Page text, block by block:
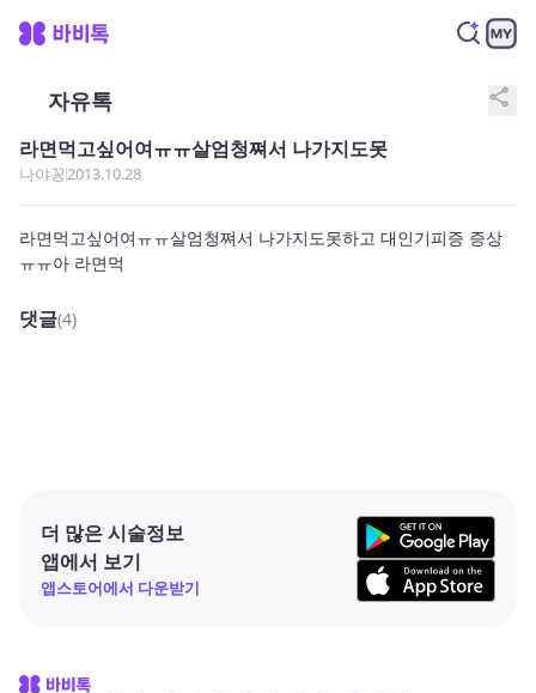
자유톡 share
라면먹고싶어여ㅠㅠ살엄청쪄서 나가지도못
나야꽁2013.10.28
라면먹고싶어여ㅠㅠ살엄청쪄서 나가지도못하고 대인기피증 증상
ㅠㅠ아 라면먹
댓글(4)
더 많은 시술정보
앱에서 보기
앱스토어에서 다운받기